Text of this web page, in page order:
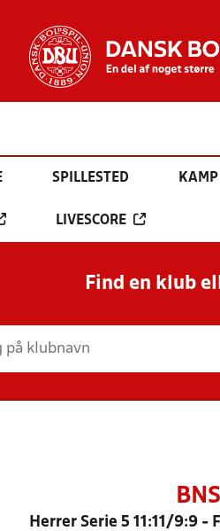
SPILLESTED KAMP
LIVESCORE
Find en klub
BNS
Herrer Serie 5 11:11/9:9 -